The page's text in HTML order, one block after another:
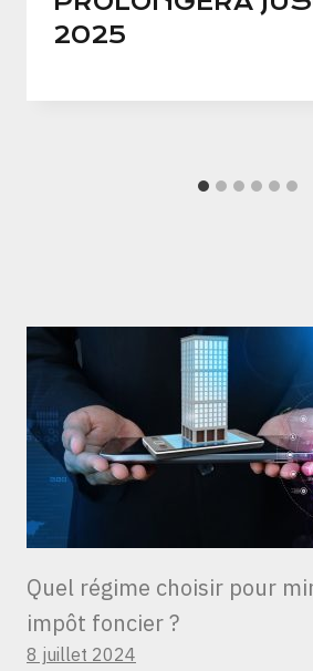
2025
Quel régime choisir pour
impôt foncier ?
8 juillet 2024